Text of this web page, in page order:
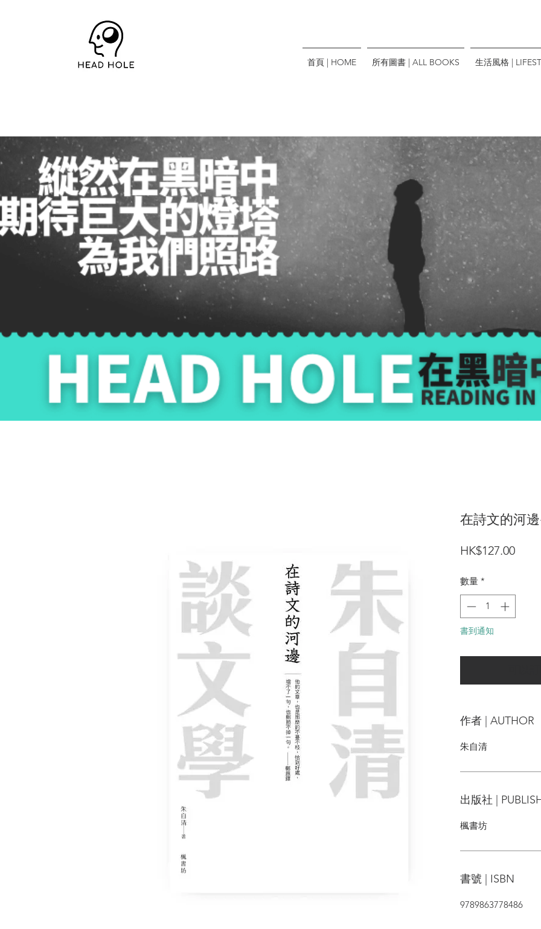
首頁 | HOME 所有圖書 | ALL BOOKS 生活風格 |
在詩文的河
HK$127.00價
數量 *
書到通知
作者 | AUTHOR
朱自清
出版社 |
楓書坊
書號 | ISBN
9789863778486